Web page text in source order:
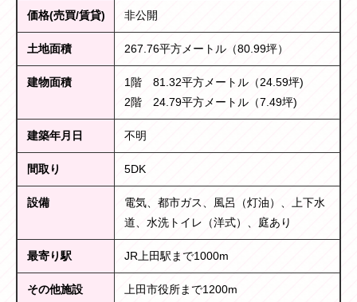
価格(売買/賃貸) 非公開
土地面積 267.76平方メートル（80.99坪）
建物面積
1階 81.32平方メートル（24.59坪)
2階 24.79平方メートル（7.49坪)
建築年月日 不明
間取り 5DK
設備
電気、都市ガス、風呂（灯油）、上下水
道、水洗トイレ（洋式）、庭あり
最寄り駅 JR上田駅まで1000m
その他施設 上田市役所まで1200m